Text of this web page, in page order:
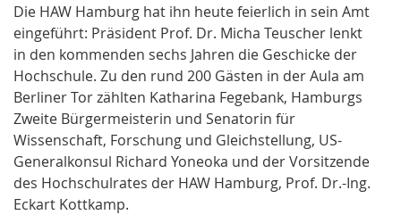
Die HAW Hamburg hat ihn heute feierlich in sein Amt
eingeführt: Präsident Prof. Dr. Micha Teuscher lenkt
in den kommenden sechs Jahren die Geschicke der
Hochschule. Zu den rund 200 Gästen in der Aula am
Berliner Tor zählten Katharina Fegebank, Hamburgs
Zweite Bürgermeisterin und Senatorin für
Wissenschaft, Forschung und Gleichstellung, US-
Generalkonsul Richard Yoneoka und der Vorsitzende
des Hochschulrates der HAW Hamburg, Prof. Dr.-Ing.
Eckart Kottkamp.